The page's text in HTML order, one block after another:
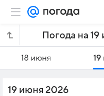
Погода на
18 июня 19
19 июня 2026